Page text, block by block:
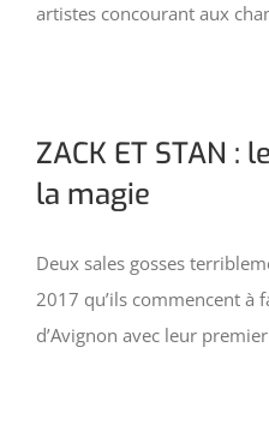
artistes concourant aux
ZACK ET STAN :
la magie
Deux sales gosses
2017 qu’ils commencent à
d’Avignon avec leur